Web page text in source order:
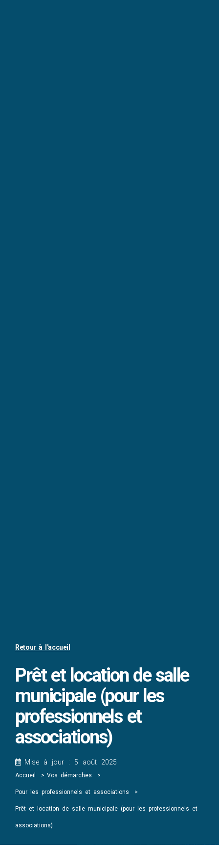
Retour à l'accueil
Prêt et location de salle
municipale (pour les
professionnels et
associations)
Mise à jour : 5 août 2025
Accueil Vos démarches
Pour les professionnels et associations
Prêt et location de salle municipale (pour les professionnels et
associations)